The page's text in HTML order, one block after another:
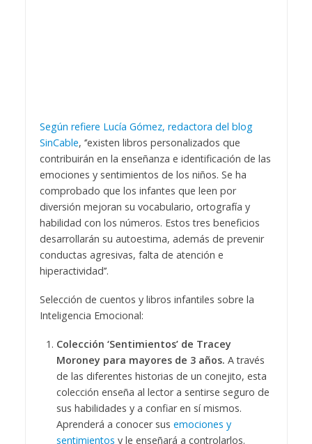
Según refiere Lucía Gómez, redactora del blog
SinCable, ‘’existen libros personalizados que
contribuirán en la enseñanza e identificación de las
emociones y sentimientos de los niños. Se ha
comprobado que los infantes que leen por
diversión mejoran su vocabulario, ortografía y
habilidad con los números. Estos tres beneficios
desarrollarán su autoestima, además de prevenir
conductas agresivas, falta de atención e
hiperactividad’’.
Selección de cuentos y libros infantiles sobre la
Inteligencia Emocional:
Colección ‘Sentimientos’ de Tracey
Moroney para mayores de 3 años. A través
de las diferentes historias de un conejito, esta
colección enseña al lector a sentirse seguro de
sus habilidades y a confiar en sí mismos.
Aprenderá a conocer sus emociones y
sentimientos y le enseñará a controlarlos.